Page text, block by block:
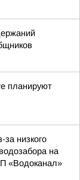
планируют
низкого
на
«Водоканал»